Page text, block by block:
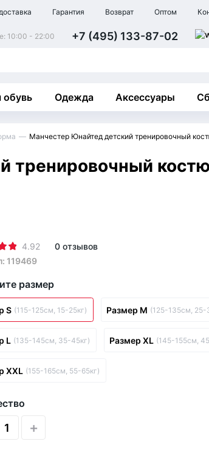
Гарантия Возврат Оптом
10:00 - 22:00 +7 (495) 133-87-02
обувь Одежда Аксессуары
Манчестер Юнайтед детский тренировочный
тренировочный
4.92
0 отзывов
119469
размер
S (115-125см, 15-25кг) Размер M (125-135см, 25-
L (135-145см, 35-45кг) Размер XL (145-155см,
XXL (155-165см, 55-65кг)
+